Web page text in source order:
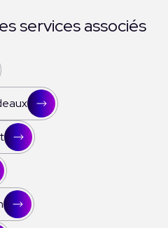
services associés